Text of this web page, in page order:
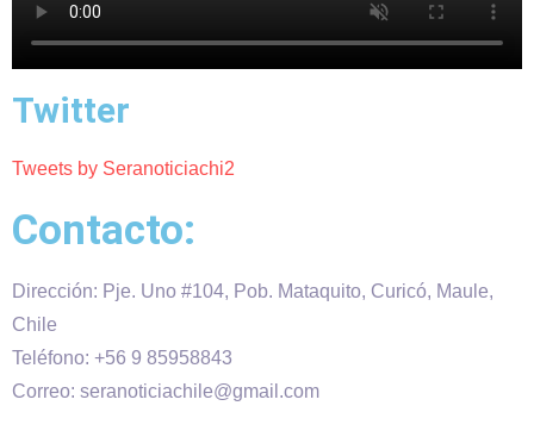
Twitter
Tweets by Seranoticiachi2
Contacto:
Dirección: Pje. Uno #104, Pob. Mataquito, Curicó, Maule,
Chile
Teléfono: +56 9 85958843
Correo: seranoticiachile@gmail.com